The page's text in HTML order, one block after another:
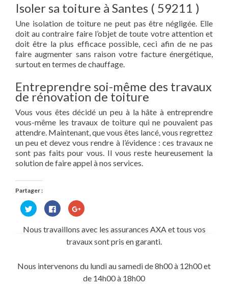
Isoler sa toiture à Santes ( 59211 )
Une isolation de toiture ne peut pas être négligée. Elle
doit au contraire faire l’objet de toute votre attention et
doit être la plus efficace possible, ceci afin de ne pas
faire augmenter sans raison votre facture énergétique,
surtout en termes de chauffage.
Entreprendre soi-même des travaux
de rénovation de toiture
Vous vous êtes décidé un peu à la hâte à entreprendre
vous-même les travaux de toiture qui ne pouvaient pas
attendre. Maintenant, que vous êtes lancé, vous regrettez
un peu et devez vous rendre à l’évidence : ces travaux ne
sont pas faits pour vous. Il vous reste heureusement la
solution de faire appel à nos services.
Partager :
Cliquez
pour
partager
Twitter(ouvre
Cliquez
pour
partager
sur
Facebook(ouvre
dans
une
Cliquez
pour
Google+
dans
fenêtre)
Nous travaillons avec les assurances AXA et tous vos
travaux sont pris en garanti.
Nous intervenons du lundi au samedi de 8h00 à 12h00 et
de 14h00 à 18h00